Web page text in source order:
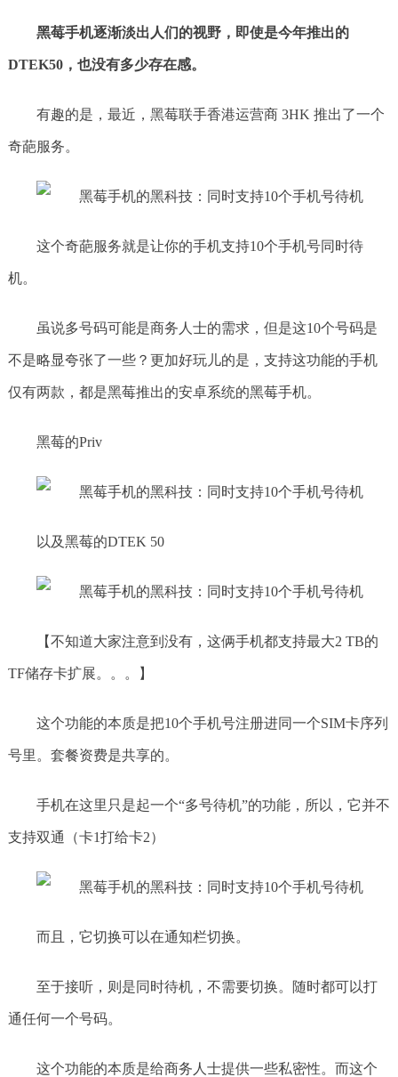
黑莓手机逐渐淡出人们的视野，即使是今年推出的
DTEK50，也没有多少存在感。
有趣的是，最近，黑莓联手香港运营商 3HK 推出了一个
奇葩服务。
这个奇葩服务就是让你的手机支持10个手机号同时待
机。
虽说多号码可能是商务人士的需求，但是这10个号码是
不是略显夸张了一些？更加好玩儿的是，支持这功能的手机
仅有两款，都是黑莓推出的安卓系统的黑莓手机。
黑莓的Priv
以及黑莓的DTEK 50
【不知道大家注意到没有，这俩手机都支持最大2 TB的
TF储存卡扩展。。。】
这个功能的本质是把10个手机号注册进同一个SIM卡序列
号里。套餐资费是共享的。
手机在这里只是起一个“多号待机”的功能，所以，它并不
支持双通（卡1打给卡2）
而且，它切换可以在通知栏切换。
至于接听，则是同时待机，不需要切换。随时都可以打
通任何一个号码。
这个功能的本质是给商务人士提供一些私密性。而这个